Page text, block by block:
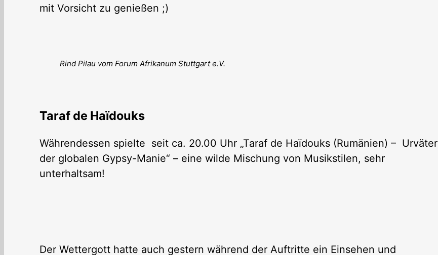
mit Vorsicht zu genießen ;)
Rind Pilau vom Forum Afrikanum Stuttgart e.V.
Taraf de Haïdouks
Währendessen spielte seit ca. 20.00 Uhr „Taraf de Haïdouks (Rumänien) – Urväter
der globalen Gypsy-Manie“ – eine wilde Mischung von Musikstilen, sehr
unterhaltsam!
Der Wettergott hatte auch gestern während der Auftritte ein Einsehen und